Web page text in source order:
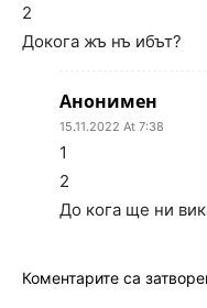
2
Докога жъ нъ ибът?
Анонимен
15.11.2022 At 7:38
1
2
До кога ще ни
Коментарите са